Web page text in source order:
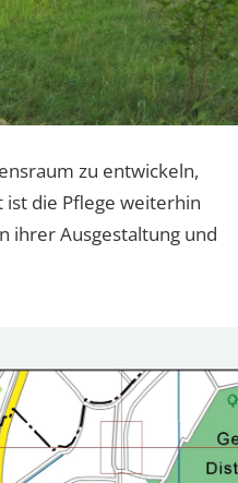
zu entwickeln,
die Pflege weiterhin
ihrer Ausgestaltung und